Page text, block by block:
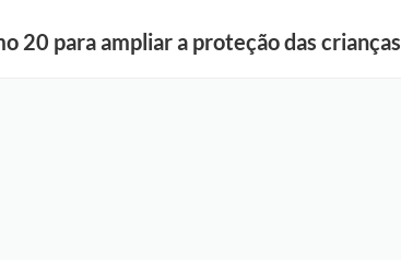
20 para ampliar a proteção das crianças